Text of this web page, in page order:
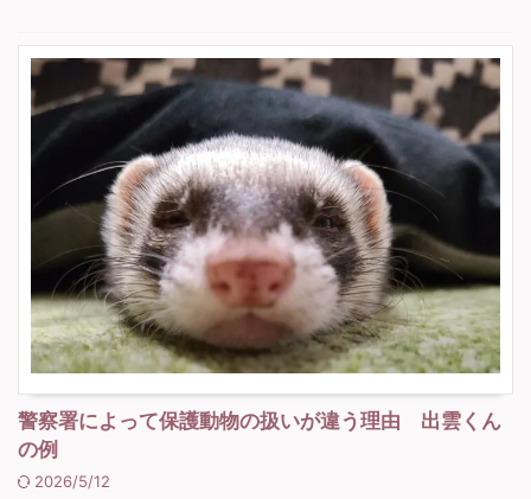
警察署によって保護動物の扱いが違う理由 出雲くん
の例
2026/5/12